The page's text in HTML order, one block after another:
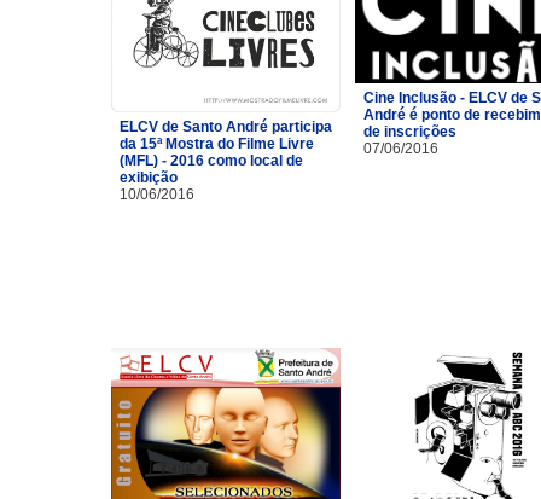
ELCV de Santo André participa
da 15ª Mostra do Filme Livre
(MFL) - 2016 como local de
exibição
10/06/2016
Cine Inclusão - ELCV de
André é ponto de
de inscrições
07/06/2016